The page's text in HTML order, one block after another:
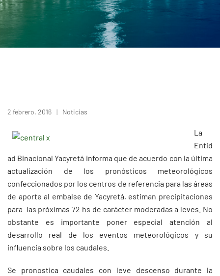
2 febrero, 2016 Noticias
La
Entid
ad Binacional Yacyretá informa que de acuerdo con la última
actualización de los pronósticos meteorológicos
confeccionados por los centros de referencia para las áreas
de aporte al embalse de Yacyretá, estiman precipitaciones
para las próximas 72 hs de carácter moderadas a leves. No
obstante es importante poner especial atención al
desarrollo real de los eventos meteorológicos y su
influencia sobre los caudales.
Se pronostica caudales con leve descenso durante la